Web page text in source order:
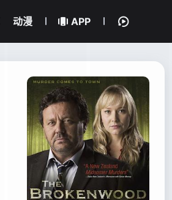
动漫 APP